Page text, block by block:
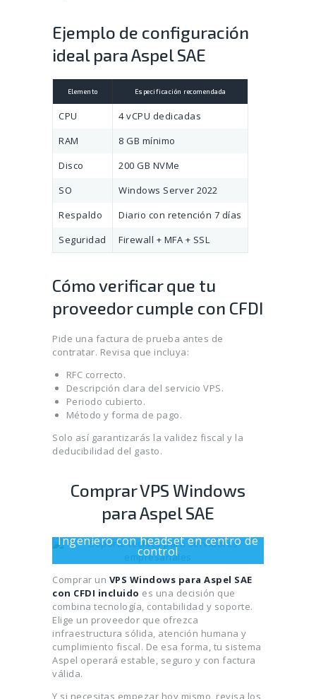
Ejemplo de configuración
ideal para Aspel SAE
Elemento Especificación recomendada
CPU
4 vCPU dedicadas
RAM
8 GB mínimo
Disco
200 GB NVMe
SO
Windows Server 2022
Respaldo
Diario con retención 7 días
Seguridad
Firewall + MFA + SSL
Cómo verificar que tu
proveedor cumple con CFDI
Pide una factura de prueba antes de
contratar. Revisa que incluya:
RFC correcto.
Descripción clara del servicio VPS.
Periodo cubierto.
Método y forma de pago.
Solo así garantizarás la validez fiscal y la
deducibilidad del gasto.
Comprar VPS Windows
para Aspel SAE
Ingeniero con headset en centro de
control
Comprar un VPS Windows para Aspel SAE
con CFDI incluido es una decisión que
combina tecnología, contabilidad y soporte.
Elige un proveedor que ofrezca
infraestructura sólida, atención humana y
cumplimiento fiscal. De esa forma, tu sistema
Aspel operará estable, seguro y con factura
válida.
Y si necesitas empezar hoy mismo, revisa los